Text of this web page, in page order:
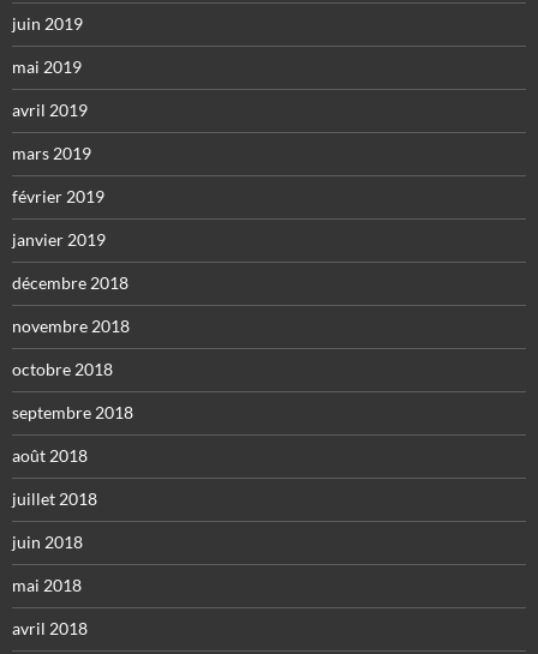
juin 2019
mai 2019
avril 2019
mars 2019
février 2019
janvier 2019
décembre 2018
novembre 2018
octobre 2018
septembre 2018
août 2018
juillet 2018
juin 2018
mai 2018
avril 2018